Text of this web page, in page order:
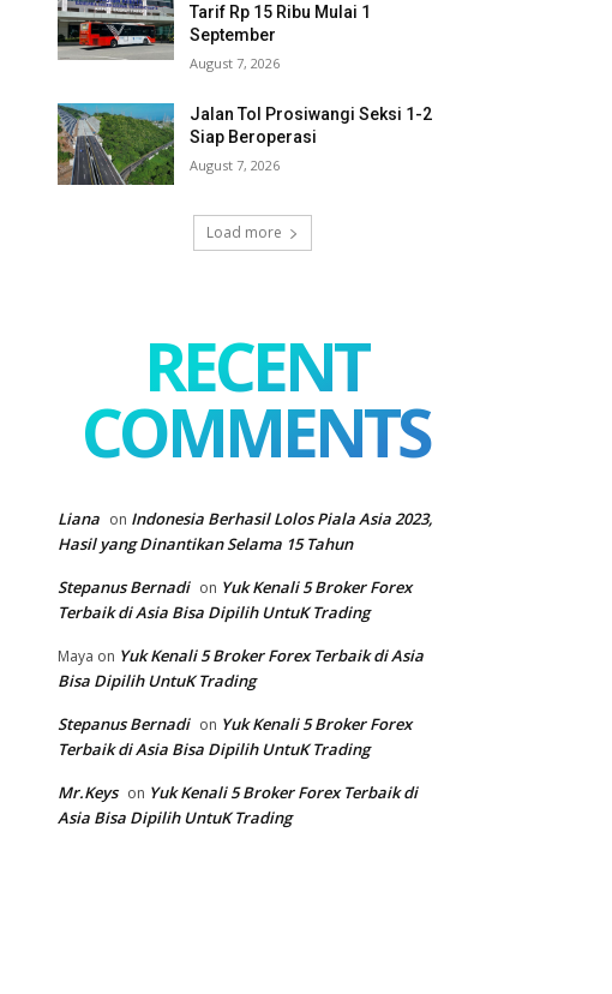
Tarif Rp 15 Ribu Mulai 1
September
August 7, 2026
Jalan Tol Prosiwangi Seksi 1-2
Siap Beroperasi
August 7, 2026
Load more
RECENT
COMMENTS
Liana on Indonesia Berhasil Lolos Piala Asia 2023,
Hasil yang Dinantikan Selama 15 Tahun
Stepanus Bernadi on Yuk Kenali 5 Broker Forex
Terbaik di Asia Bisa Dipilih UntuK Trading
Maya on Yuk Kenali 5 Broker Forex Terbaik di Asia
Bisa Dipilih UntuK Trading
Stepanus Bernadi on Yuk Kenali 5 Broker Forex
Terbaik di Asia Bisa Dipilih UntuK Trading
Mr.Keys on Yuk Kenali 5 Broker Forex Terbaik di
Asia Bisa Dipilih UntuK Trading